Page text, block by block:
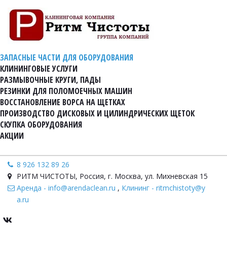
ЗАПАСНЫЕ ЧАСТИ ДЛЯ ОБОРУДОВАНИЯ
КЛИНИНГОВЫЕ УСЛУГИ
РАЗМЫВОЧНЫЕ КРУГИ, ПАДЫ
РЕЗИНКИ ДЛЯ ПОЛОМОЕЧНЫХ МАШИН
ВОССТАНОВЛЕНИЕ ВОРСА НА ЩЕТКАХ
ПРОИЗВОДСТВО ДИСКОВЫХ И ЦИЛИНДРИЧЕСКИХ ЩЕТОК
СКУПКА ОБОРУДОВАНИЯ
АКЦИИ
8 926 132 89 26
РИТМ ЧИСТОТЫ, Россия, г. Москва, ул. Михневская 15
Аренда - info@arendaclean.ru , Клининг - ritmchistoty@y
a.ru